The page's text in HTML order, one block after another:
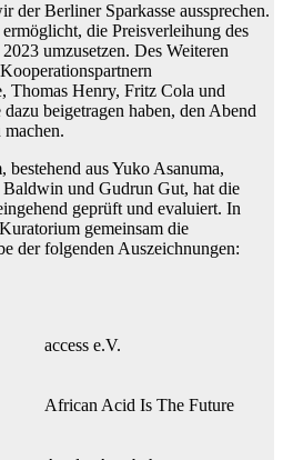
der Berliner Sparkasse aussprechen.
die Preisverleihung des
umzusetzen. Des Weiteren
Thomas Henry, Fritz Cola und
beigetragen haben, den Abend
machen.
aus Yuko Asanuma,
und Gudrun Gut, hat die
geprüft und evaluiert. In
gemeinsam die
der folgenden Auszeichnungen:
access e.V.
African Acid Is The Future